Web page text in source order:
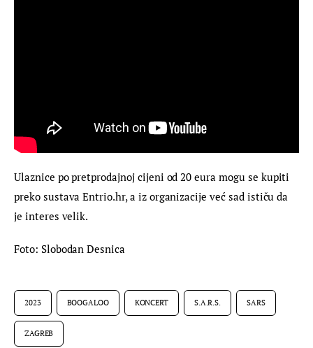
Ulaznice po pretprodajnoj cijeni od 20 eura mogu se kupiti
preko sustava Entrio.hr, a iz organizacije već sad ističu da
je interes velik.
Foto: Slobodan Desnica
2023 BOOGALOO KONCERT S.A.R.S. SARS
ZAGREB